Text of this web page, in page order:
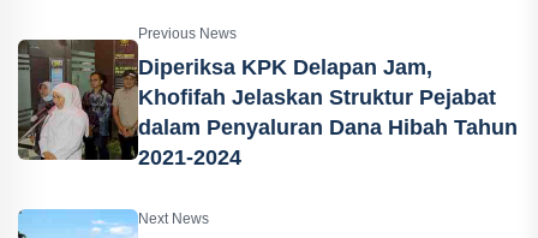
Previous News
Diperiksa KPK Delapan Jam,
Khofifah Jelaskan Struktur Pejabat
dalam Penyaluran Dana Hibah Tahun
2021-2024
Next News